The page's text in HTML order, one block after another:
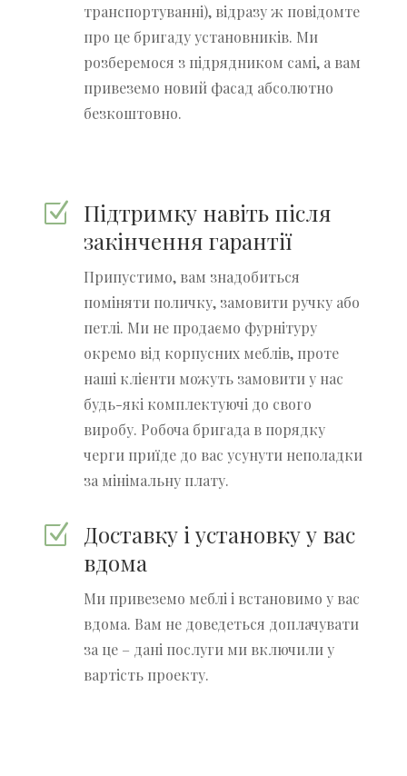
транспортуванні), відразу ж повідомте
про це бригаду установників. Ми
розберемося з підрядником самі, а вам
привеземо новий фасад абсолютно
безкоштовно.
Z Підтримку навіть після
закінчення гарантії
Припустимо, вам знадобиться
поміняти поличку, замовити ручку або
петлі. Ми не продаємо фурнітуру
окремо від корпусних меблів, проте
наші клієнти можуть замовити у нас
будь-які комплектуючі до свого
виробу. Робоча бригада в порядку
черги приїде до вас усунути неполадки
за мінімальну плату.
Z Доставку і установку у вас
вдома
Ми привеземо меблі і встановимо у вас
вдома. Вам не доведеться доплачувати
за це – дані послуги ми включили у
вартість проекту.